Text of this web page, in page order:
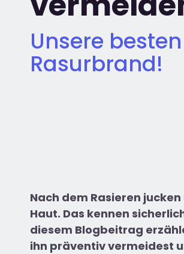
Unsere
Rasurbrand!
Nach dem Rasieren
Haut. Das kennen
diesem Blogbeitrag
ihn präventiv vermeidest